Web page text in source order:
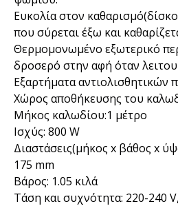
Ευκολία στον
που σύρεται έξω και
Θερμομονωμένο εξωτερικό
δροσερό στην αφή όταν
Εξαρτήματα αντιολισθητικών
Χώρος αποθήκευσης του
Μήκος καλωδίου:1 μέτρο
Ισχύς: 800 W
Διαστάσεις(μήκος x βάθος x
175 mm
Βάρος: 1.05 κιλά
Τάση και συχνότητα: 220-240